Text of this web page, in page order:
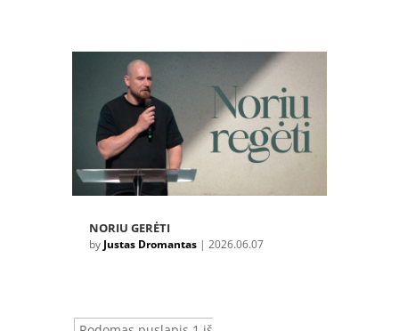
NORIU GERĖTI
by Justas Dromantas| 2026.06.07